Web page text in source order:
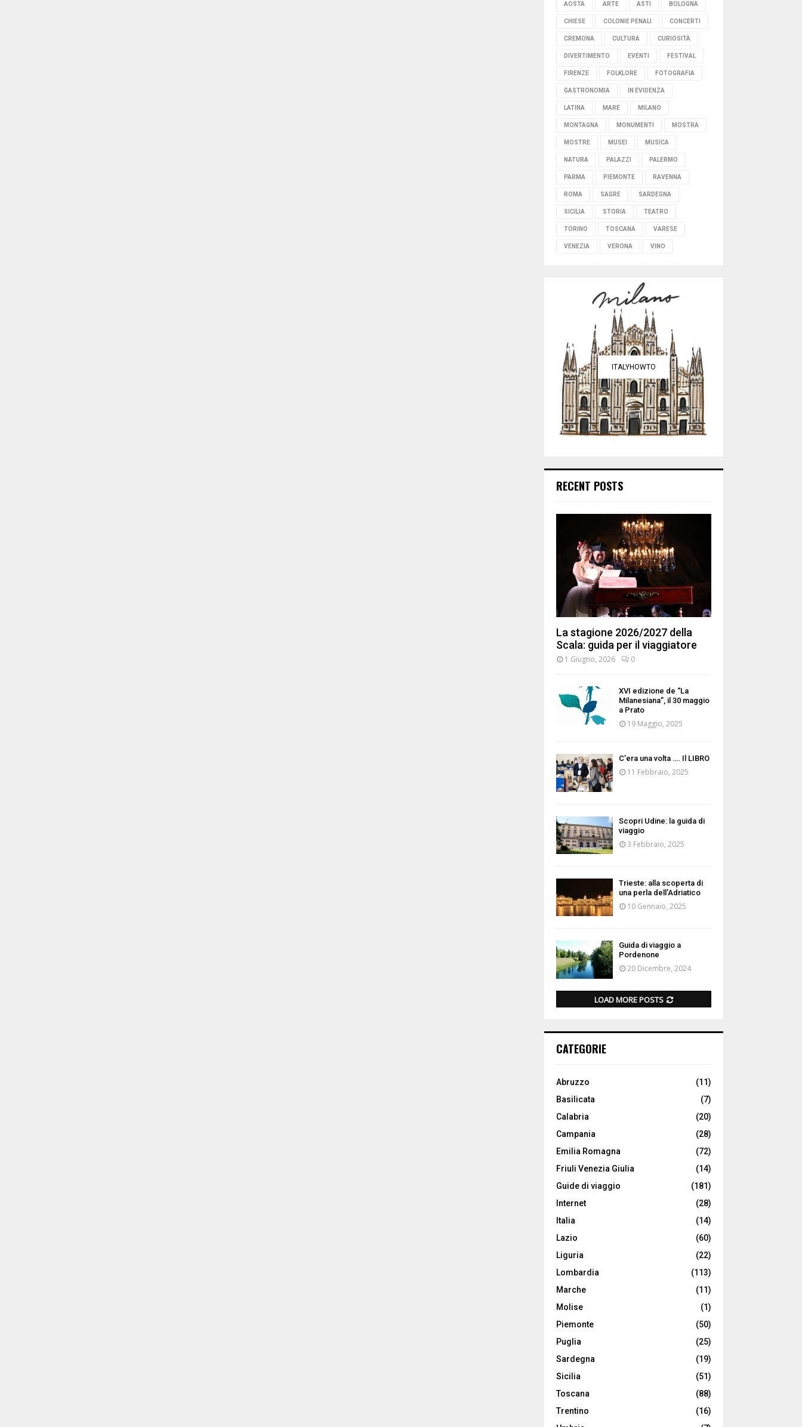
AOSTA ARTE ASTI BOLOGNA
CHIESE COLONIE PENALI CONCERTI
CREMONA CULTURA CURIOSITÀ
DIVERTIMENTO EVENTI FESTIVAL
FIRENZE FOLKLORE FOTOGRAFIA
GASTRONOMIA IN EVIDENZA
LATINA MARE MILANO
MONTAGNA MONUMENTI MOSTRA
MOSTRE MUSEI MUSICA
NATURA PALAZZI PALERMO
PARMA PIEMONTE RAVENNA
ROMA SAGRE SARDEGNA
SICILIA STORIA TEATRO
TORINO TOSCANA VARESE
VENEZIA VERONA VINO
ITALYHOWTO
RECENT POSTS
La stagione 2026/2027 della
Scala: guida per il viaggiatore
1 Giugno, 2026 0
XVI edizione de “La
Milanesiana”, il 30 maggio
a Prato
19 Maggio, 2025
C’era una volta …. Il LIBRO
11 Febbraio, 2025
Scopri Udine: la guida di
viaggio
3 Febbraio, 2025
Trieste: alla scoperta di
una perla dell’Adriatico
10 Gennaio, 2025
Guida di viaggio a
Pordenone
20 Dicembre, 2024
LOAD MORE POSTS
CATEGORIE
Abruzzo
(11)
Basilicata
(7)
Calabria
(20)
Campania
(28)
Emilia Romagna
(72)
Friuli Venezia Giulia
(14)
Guide di viaggio
(181)
Internet
(28)
Italia
(14)
Lazio
(60)
Liguria
(22)
Lombardia
(113)
Marche
(11)
Molise
(1)
Piemonte
(50)
Puglia
(25)
Sardegna
(19)
Sicilia
(51)
Toscana
(88)
Trentino
(16)